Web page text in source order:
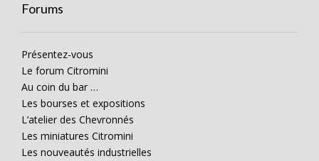
Forums
Présentez-vous
Le forum Citromini
Au coin du bar …
Les bourses et expositions
L’atelier des Chevronnés
Les miniatures Citromini
Les nouveautés industrielles